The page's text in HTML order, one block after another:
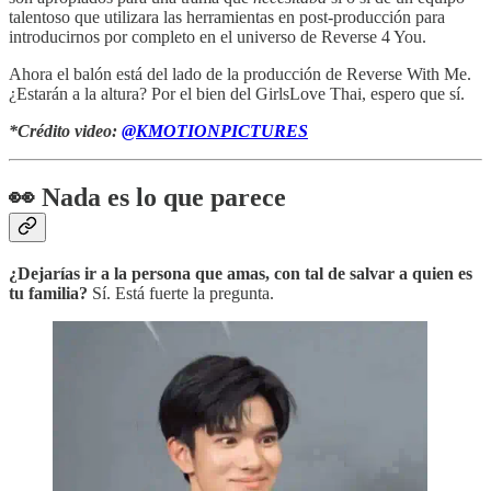
talentoso que utilizara las herramientas en post-producción para
introducirnos por completo en el universo de Reverse 4 You.
Ahora el balón está del lado de la producción de Reverse With Me.
¿Estarán a la altura? Por el bien del GirlsLove Thai, espero que sí.
*Crédito video: @KMOTIONPICTURES
👀 Nada es lo que parece
¿Dejarías ir a la persona que amas, con tal de salvar a quien es
tu familia? Sí. Está fuerte la pregunta.